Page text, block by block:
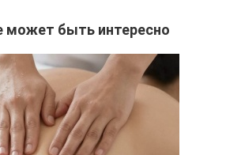
может быть интересно